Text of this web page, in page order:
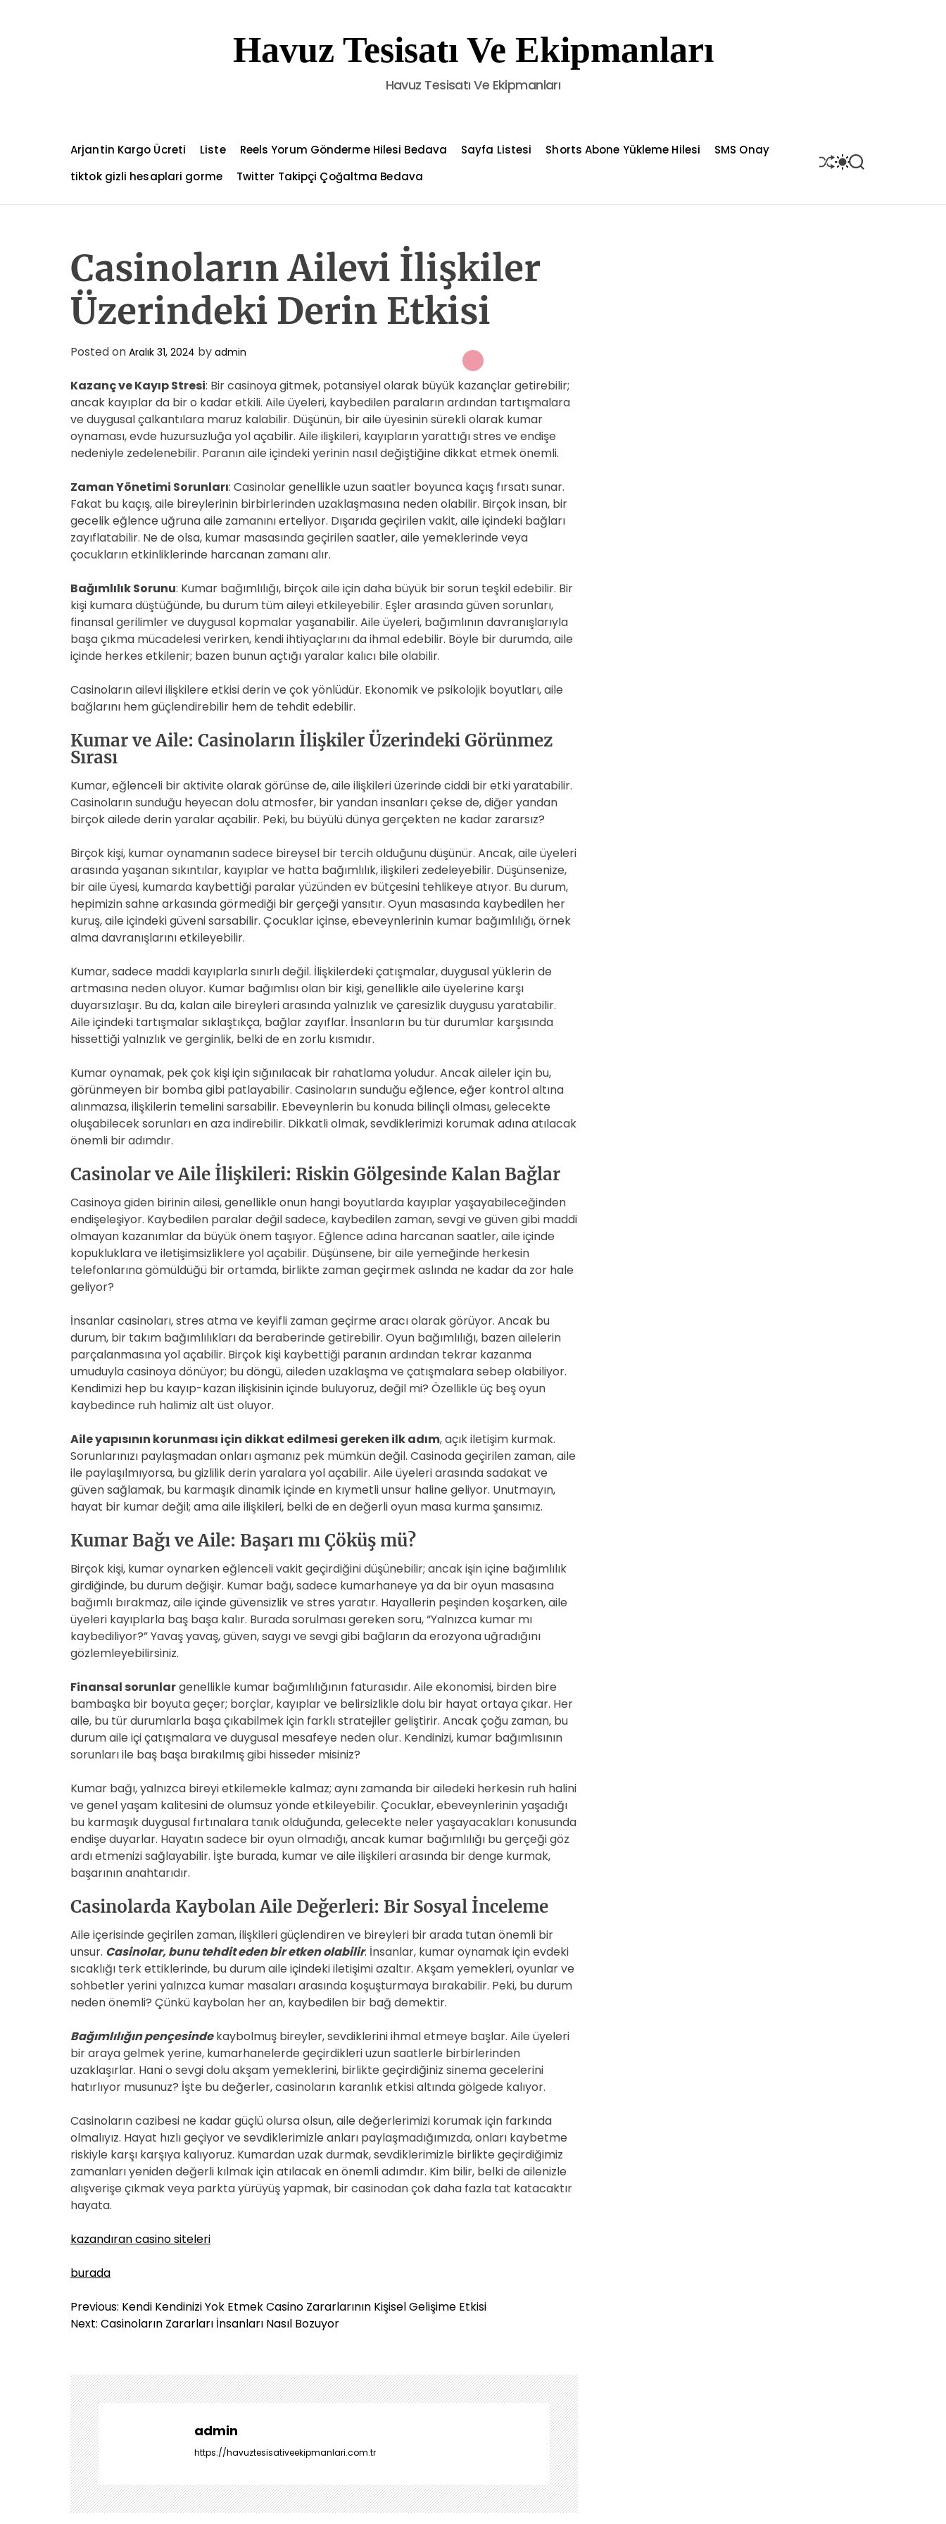
t
Havuz Tesisatı Ve Ekipmanları
Havuz Tesisatı Ve Ekipmanları
Arjantin Kargo Ücreti Liste Reels Yorum Gönderme Hilesi Bedava Sayfa Listesi Shorts Abone Yükleme Hilesi
SMS Onay
tiktok gizli hesaplari gorme
Twitter Takipçi Çoğaltma Bedava
S
H
S
W
S
E
Casinoların Ailevi İlişkiler
Üzerindeki Derin Etkisi
Posted on Aralık 31, 2024 by admin
Kazanç ve Kayıp Stresi: Bir casinoya gitmek, potansiyel olarak büyük kazançlar getirebilir;
ancak kayıplar da bir o kadar etkili. Aile üyeleri, kaybedilen paraların ardından tartışmalara
ve duygusal çalkantılara maruz kalabilir. Düşünün, bir aile üyesinin sürekli olarak kumar
oynaması, evde huzursuzluğa yol açabilir. Aile ilişkileri, kayıpların yarattığı stres ve endişe
nedeniyle zedelenebilir. Paranın aile içindeki yerinin nasıl değiştiğine dikkat etmek önemli.
Zaman Yönetimi Sorunları: Casinolar genellikle uzun saatler boyunca kaçış fırsatı sunar.
Fakat bu kaçış, aile bireylerinin birbirlerinden uzaklaşmasına neden olabilir. Birçok insan, bir
gecelik eğlence uğruna aile zamanını erteliyor. Dışarıda geçirilen vakit, aile içindeki bağları
zayıflatabilir. Ne de olsa, kumar masasında geçirilen saatler, aile yemeklerinde veya
çocukların etkinliklerinde harcanan zamanı alır.
Bağımlılık Sorunu: Kumar bağımlılığı, birçok aile için daha büyük bir sorun teşkil edebilir. Bir
kişi kumara düştüğünde, bu durum tüm aileyi etkileyebilir. Eşler arasında güven sorunları,
finansal gerilimler ve duygusal kopmalar yaşanabilir. Aile üyeleri, bağımlının davranışlarıyla
başa çıkma mücadelesi verirken, kendi ihtiyaçlarını da ihmal edebilir. Böyle bir durumda, aile
içinde herkes etkilenir; bazen bunun açtığı yaralar kalıcı bile olabilir.
Casinoların ailevi ilişkilere etkisi derin ve çok yönlüdür. Ekonomik ve psikolojik boyutları, aile
bağlarını hem güçlendirebilir hem de tehdit edebilir.
Kumar ve Aile: Casinoların İlişkiler Üzerindeki Görünmez
Sırası
Kumar, eğlenceli bir aktivite olarak görünse de, aile ilişkileri üzerinde ciddi bir etki yaratabilir.
Casinoların sunduğu heyecan dolu atmosfer, bir yandan insanları çekse de, diğer yandan
birçok ailede derin yaralar açabilir. Peki, bu büyülü dünya gerçekten ne kadar zararsız?
Birçok kişi, kumar oynamanın sadece bireysel bir tercih olduğunu düşünür. Ancak, aile üyeleri
arasında yaşanan sıkıntılar, kayıplar ve hatta bağımlılık, ilişkileri zedeleyebilir. Düşünsenize,
bir aile üyesi, kumarda kaybettiği paralar yüzünden ev bütçesini tehlikeye atıyor. Bu durum,
hepimizin sahne arkasında görmediği bir gerçeği yansıtır. Oyun masasında kaybedilen her
kuruş, aile içindeki güveni sarsabilir. Çocuklar içinse, ebeveynlerinin kumar bağımlılığı, örnek
alma davranışlarını etkileyebilir.
Kumar, sadece maddi kayıplarla sınırlı değil. İlişkilerdeki çatışmalar, duygusal yüklerin de
artmasına neden oluyor. Kumar bağımlısı olan bir kişi, genellikle aile üyelerine karşı
duyarsızlaşır. Bu da, kalan aile bireyleri arasında yalnızlık ve çaresizlik duygusu yaratabilir.
Aile içindeki tartışmalar sıklaştıkça, bağlar zayıflar. İnsanların bu tür durumlar karşısında
hissettiği yalnızlık ve gerginlik, belki de en zorlu kısmıdır.
Kumar oynamak, pek çok kişi için sığınılacak bir rahatlama yoludur. Ancak aileler için bu,
görünmeyen bir bomba gibi patlayabilir. Casinoların sunduğu eğlence, eğer kontrol altına
alınmazsa, ilişkilerin temelini sarsabilir. Ebeveynlerin bu konuda bilinçli olması, gelecekte
oluşabilecek sorunları en aza indirebilir. Dikkatli olmak, sevdiklerimizi korumak adına atılacak
önemli bir adımdır.
Casinolar ve Aile İlişkileri: Riskin Gölgesinde Kalan Bağlar
Casinoya giden birinin ailesi, genellikle onun hangi boyutlarda kayıplar yaşayabileceğinden
endişeleşiyor. Kaybedilen paralar değil sadece, kaybedilen zaman, sevgi ve güven gibi maddi
olmayan kazanımlar da büyük önem taşıyor. Eğlence adına harcanan saatler, aile içinde
kopukluklara ve iletişimsizliklere yol açabilir. Düşünsene, bir aile yemeğinde herkesin
telefonlarına gömüldüğü bir ortamda, birlikte zaman geçirmek aslında ne kadar da zor hale
geliyor?
İnsanlar casinoları, stres atma ve keyifli zaman geçirme aracı olarak görüyor. Ancak bu
durum, bir takım bağımlılıkları da beraberinde getirebilir. Oyun bağımlılığı, bazen ailelerin
parçalanmasına yol açabilir. Birçok kişi kaybettiği paranın ardından tekrar kazanma
umuduyla casinoya dönüyor; bu döngü, aileden uzaklaşma ve çatışmalara sebep olabiliyor.
Kendimizi hep bu kayıp-kazan ilişkisinin içinde buluyoruz, değil mi? Özellikle üç beş oyun
kaybedince ruh halimiz alt üst oluyor.
Aile yapısının korunması için dikkat edilmesi gereken ilk adım, açık iletişim kurmak.
Sorunlarınızı paylaşmadan onları aşmanız pek mümkün değil. Casinoda geçirilen zaman, aile
ile paylaşılmıyorsa, bu gizlilik derin yaralara yol açabilir. Aile üyeleri arasında sadakat ve
güven sağlamak, bu karmaşık dinamik içinde en kıymetli unsur haline geliyor. Unutmayın,
hayat bir kumar değil; ama aile ilişkileri, belki de en değerli oyun masa kurma şansımız.
Kumar Bağı ve Aile: Başarı mı Çöküş mü?
Birçok kişi, kumar oynarken eğlenceli vakit geçirdiğini düşünebilir; ancak işin içine bağımlılık
girdiğinde, bu durum değişir. Kumar bağı, sadece kumarhaneye ya da bir oyun masasına
bağımlı bırakmaz, aile içinde güvensizlik ve stres yaratır. Hayallerin peşinden koşarken, aile
üyeleri kayıplarla baş başa kalır. Burada sorulması gereken soru, “Yalnızca kumar mı
kaybediliyor?” Yavaş yavaş, güven, saygı ve sevgi gibi bağların da erozyona uğradığını
gözlemleyebilirsiniz.
Finansal sorunlargenellikle kumar bağımlılığının faturasıdır. Aile ekonomisi, birden bire
bambaşka bir boyuta geçer; borçlar, kayıplar ve belirsizlikle dolu bir hayat ortaya çıkar. Her
aile, bu tür durumlarla başa çıkabilmek için farklı stratejiler geliştirir. Ancak çoğu zaman, bu
durum aile içi çatışmalara ve duygusal mesafeye neden olur. Kendinizi, kumar bağımlısının
sorunları ile baş başa bırakılmış gibi hisseder misiniz?
Kumar bağı, yalnızca bireyi etkilemekle kalmaz; aynı zamanda bir ailedeki herkesin ruh halini
ve genel yaşam kalitesini de olumsuz yönde etkileyebilir. Çocuklar, ebeveynlerinin yaşadığı
bu karmaşık duygusal fırtınalara tanık olduğunda, gelecekte neler yaşayacakları konusunda
endişe duyarlar. Hayatın sadece bir oyun olmadığı, ancak kumar bağımlılığı bu gerçeği göz
ardı etmenizi sağlayabilir. İşte burada, kumar ve aile ilişkileri arasında bir denge kurmak,
başarının anahtarıdır.
Casinolarda Kaybolan Aile Değerleri: Bir Sosyal İnceleme
Aile içerisinde geçirilen zaman, ilişkileri güçlendiren ve bireyleri bir arada tutan önemli bir
unsur. Casinolar, bunu tehdit eden bir etken olabilir. İnsanlar, kumar oynamak için evdeki
sıcaklığı terk ettiklerinde, bu durum aile içindeki iletişimi azaltır. Akşam yemekleri, oyunlar ve
sohbetler yerini yalnızca kumar masaları arasında koşuşturmaya bırakabilir. Peki, bu durum
neden önemli? Çünkü kaybolan her an, kaybedilen bir bağ demektir.
Bağımlılığın pençesindekaybolmuş bireyler, sevdiklerini ihmal etmeye başlar. Aile üyeleri
bir araya gelmek yerine, kumarhanelerde geçirdikleri uzun saatlerle birbirlerinden
uzaklaşırlar. Hani o sevgi dolu akşam yemeklerini, birlikte geçirdiğiniz sinema gecelerini
hatırlıyor musunuz? İşte bu değerler, casinoların karanlık etkisi altında gölgede kalıyor.
Casinoların cazibesi ne kadar güçlü olursa olsun, aile değerlerimizi korumak için farkında
olmalıyız. Hayat hızlı geçiyor ve sevdiklerimizle anları paylaşmadığımızda, onları kaybetme
riskiyle karşı karşıya kalıyoruz. Kumardan uzak durmak, sevdiklerimizle birlikte geçirdiğimiz
zamanları yeniden değerli kılmak için atılacak en önemli adımdır. Kim bilir, belki de ailenizle
alışverişe çıkmak veya parkta yürüyüş yapmak, bir casinodan çok daha fazla tat katacaktır
hayata.
kazandıran casino siteleri
burada
Y
a
g
e
z
i
n
m
e
s
i
Previous: Kendi Kendinizi Yok Etmek Casino Zararlarının Kişisel Gelişime Etkisi
Next: Casinoların Zararları İnsanları Nasıl Bozuyor
admin
https://havuztesisativeekipmanlari.com.tr